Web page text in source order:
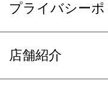
プライバシーポ
店舗紹介